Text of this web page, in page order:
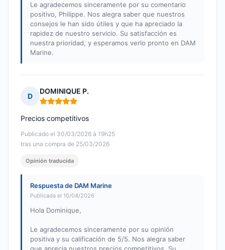
Le agradecemos sinceramente por su comentario
positivo, Philippe. Nos alegra saber que nuestros
consejos le han sido útiles y que ha apreciado la
rapidez de nuestro servicio. Su satisfacción es
nuestra prioridad, y esperamos verlo pronto en DAM
Marine.
D
DOMINIQUE P.
Nota: 5 de 5
Publicado el 30/03/2026 à 19h25
tras una compra de 25/03/2026
Precios competitivos
Opinión traducida
Respuesta de DAM Marine
Publicada el 10/04/2026
Hola Dominique,
Le agradecemos sinceramente por su opinión
positiva y su calificación de 5/5. Nos alegra saber